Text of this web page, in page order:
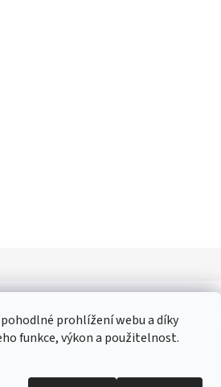
prohlížení webu a díky
funkce, výkon a použitelnost.
doplňkem vozu, který zvyšuje